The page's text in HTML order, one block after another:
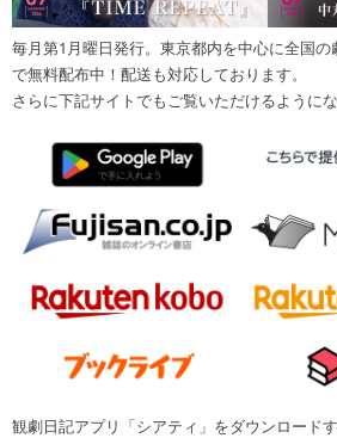
毎月第1月曜日発行。東京都内を中心に全国の
で無料配布中！配送も対応しております。
さらに下記サイトでもご覧いただけるように
観劇日記アプリ「シアティ」をダウンロード